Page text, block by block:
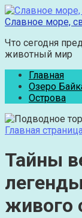
Перейти
к
Славное море,
Что сегодня
животный мир
Главная
Озеро
Острова
Главная
Тайны
живого